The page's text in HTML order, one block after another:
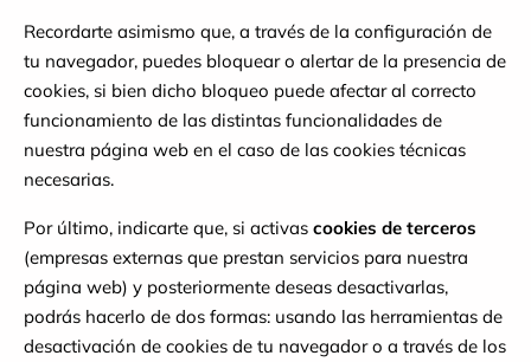
Recordarte asimismo que, a través de la configuración de
tu navegador, puedes bloquear o alertar de la presencia de
cookies, si bien dicho bloqueo puede afectar al correcto
funcionamiento de las distintas funcionalidades de
nuestra página web en el caso de las cookies técnicas
necesarias.
Por último, indicarte que, si activas cookies de terceros
(empresas externas que prestan servicios para nuestra
página web) y posteriormente deseas desactivarlas,
podrás hacerlo de dos formas: usando las herramientas de
desactivación de cookies de tu navegador o a través de los